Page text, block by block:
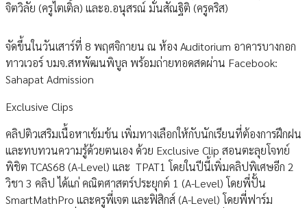
จิตวิลัย (ครูไตเติ้ล) และอ.อนุสรณ์ มั่นสัณฐิติ (ครูคริส)
จัดขึ้นในวันเสาร์ที่ 8 พฤศจิกายน ณ ห้อง Auditorium อาคารบางกอก
ทาวเวอร์ บมจ.สหพัฒนพิบูล พร้อมถ่ายทอดสดผ่าน Facebook:
Sahapat Admission
Exclusive Clips
คลิปติวเสริมเนื้อหาเข้มข้น เพิ่มทางเลือกให้กับนักเรียนที่ต้องการฝึกฝน
และทบทวนความรู้ด้วยตนเอง ด้วย Exclusive Clip สอนตะลุยโจทย์
พิชิต TCAS68 (A-Level) และ TPAT1 โดยในปีนี้เพิ่มคลิปพิเศษอีก 2
วิชา 3 คลิป ได้แก่ คณิตศาสตร์ประยุกต์ 1 (A-Level) โดยพี่ปั้น
SmartMathPro และครูพี่เจต และฟิสิกส์ (A-Level) โดยพี่ฟาร์ม